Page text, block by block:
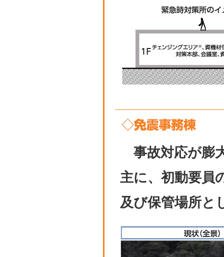
事故対応が膨
主に、初動要員
及び保管場所と